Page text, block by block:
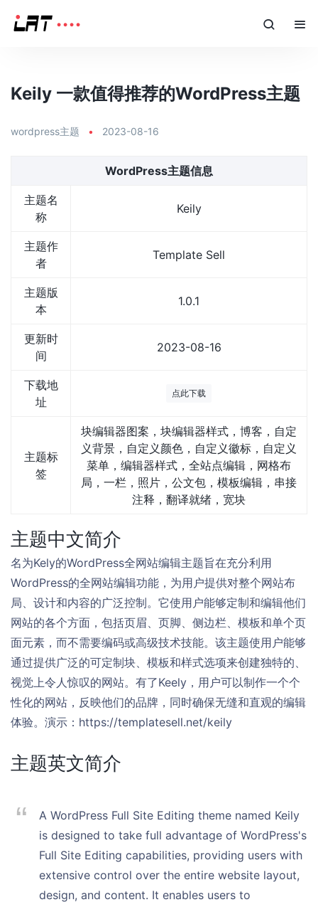
Keily 一款值得推荐的WordPress主题
wordpress主题 • 2023-08-16
WordPress主题信息
主题名
称
Keily
主题作
者
Template Sell
主题版
本
1.0.1
更新时
间
2023-08-16
下载地
址
点此下载
主题标
签
块编辑器图案，块编辑器样式，博客，自定
义背景，自定义颜色，自定义徽标，自定义
菜单，编辑器样式，全站点编辑，网格布
局，一栏，照片，公文包，模板编辑，串接
注释，翻译就绪，宽块
主题中文简介
名为Kely的WordPress全网站编辑主题旨在充分利用
WordPress的全网站编辑功能，为用户提供对整个网站布
局、设计和内容的广泛控制。它使用户能够定制和编辑他们
网站的各个方面，包括页眉、页脚、侧边栏、模板和单个页
面元素，而不需要编码或高级技术技能。该主题使用户能够
通过提供广泛的可定制块、模板和样式选项来创建独特的、
视觉上令人惊叹的网站。有了Keely，用户可以制作一个个
性化的网站，反映他们的品牌，同时确保无缝和直观的编辑
体验。演示：https://templatesell.net/keily
主题英文简介
A WordPress Full Site Editing theme named Keily
is designed to take full advantage of WordPress's
Full Site Editing capabilities, providing users with
extensive control over the entire website layout,
design, and content. It enables users to